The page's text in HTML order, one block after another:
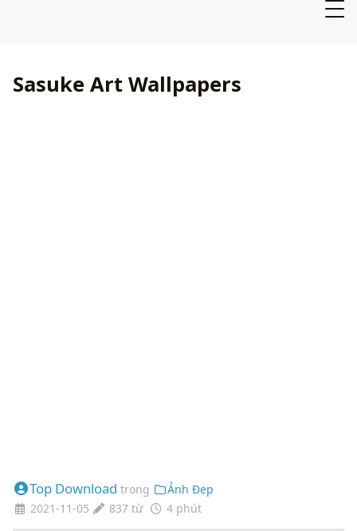
Sasuke Art Wallpapers
Top Download trong
Ảnh Đẹp
2021-11-05
837 từ 4 phút